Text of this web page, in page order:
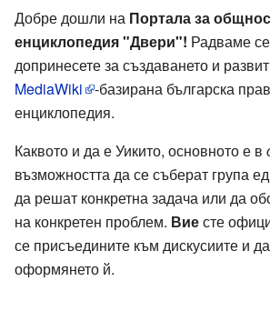
Добре дошли на Портала за
енциклопедия "Двери"! Радваме
допринесете за създаването и
MediaWiki
-базирана българска
енциклопедия.
Каквото и да е Уикито, основното е в
възможността да се съберат група
да решат конкретна задача или да
на конкретен проблем. Виесте
се присъедините към дискусиите и
оформянето й.